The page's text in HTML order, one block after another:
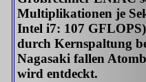
Multiplikationen je
Intel i7: 107
durch Kernspaltung
Nagasaki fallen
wird entdeckt.